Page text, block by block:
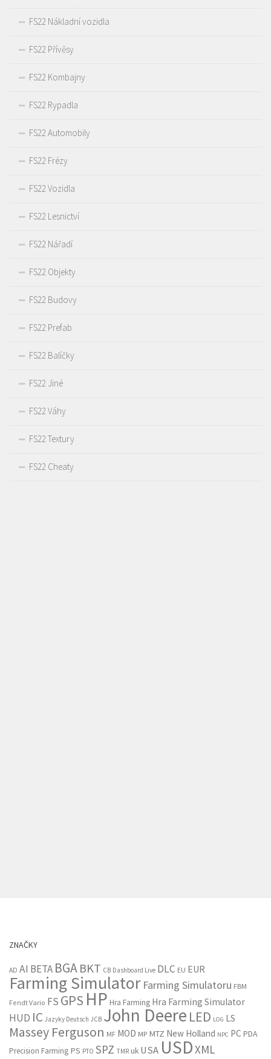
FS22 Nákladní vozidla
FS22 Přívěsy
FS22 Kombajny
FS22 Rypadla
FS22 Automobily
FS22 Frézy
FS22 Vozidla
FS22 Lesnictví
FS22 Nářadí
FS22 Objekty
FS22 Budovy
FS22 Prefab
FS22 Balíčky
FS22 Jiné
FS22 Váhy
FS22 Textury
FS22 Cheaty
ZNAČKY
AD AI BETA BGABKT CB Dashboard Live DLC EU EUR
Farming Simulator Farming Simulatoru FBM
Fendt Vario FS GPS HP Hra Farming Hra Farming Simulator
HUD IC Jazyky Deutsch JCB John Deere LED LOG LS
Massey Ferguson MF MOD MP MTZ New Holland NPC PC PDA
Precision Farming PS PTO SPZ TMR uk USA USDXML